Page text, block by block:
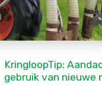
KringloopTip:
gebruik van nieuwe